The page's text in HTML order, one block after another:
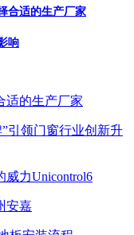
合适的生产厂家
响
适的生产厂家
引领门窗行业创新升
力Unicontrol6
安嘉